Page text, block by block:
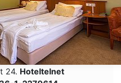
24. Hoteltelnet